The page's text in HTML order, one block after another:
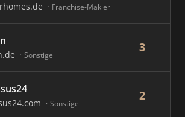
Franchise-Makler
Sonstige
3
Sonstige
2